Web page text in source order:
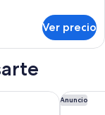
Ver precio
Anuncio
Motel 6